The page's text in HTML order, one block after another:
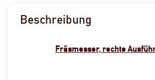
Beschreibung
Fräsmesser, rechte